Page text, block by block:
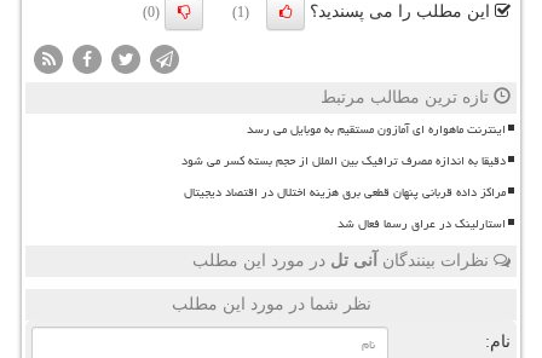
این مطلب را می پسندید؟ (1)
(0)
تازه ترین مطالب مرتبط
اینترنت ماهواره ای آمازون مستقیم به موبایل می رسد
دقیقا به اندازه مصرف ترافیک بین الملل از حجم بسته کسر می شود
مراکز داده قربانی پنهان قطعی برق هزینه اختلال در اقتصاد دیجیتال
استارلینک در عراق رسما فعال شد
نظرات بینندگان آنی تل در مورد این مطلب
نظر شما در مورد این مطلب
نام: